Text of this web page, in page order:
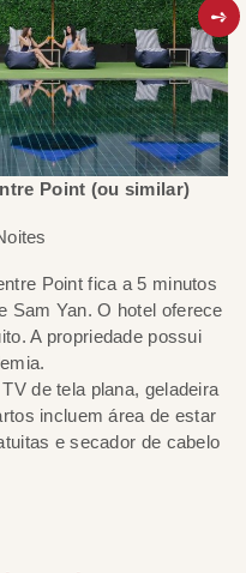
Point (ou similar)
Point fica a 5 minutos
Sam Yan. O hotel oferece
A propriedade possui
de tela plana, geladeira
incluem área de estar
e secador de cabelo